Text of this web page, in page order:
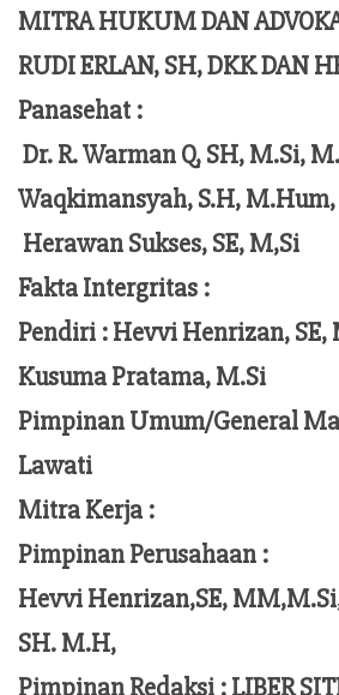
MITRA HUKUM DAN
RUDI ERLAN, SH, DKK DAN
Panasehat :
Dr. R. Warman Q, SH, M.Si,
Waqkimansyah, S.H,
Herawan Sukses, SE, M,Si
Fakta Intergritas :
Pendiri :Hevvi Henrizan, SE,
Kusuma Pratama, M.Si
Pimpinan Umum/General
Lawati
Mitra Kerja :
Pimpinan Perusahaan :
Hevvi Henrizan,SE,
SH. M.H,